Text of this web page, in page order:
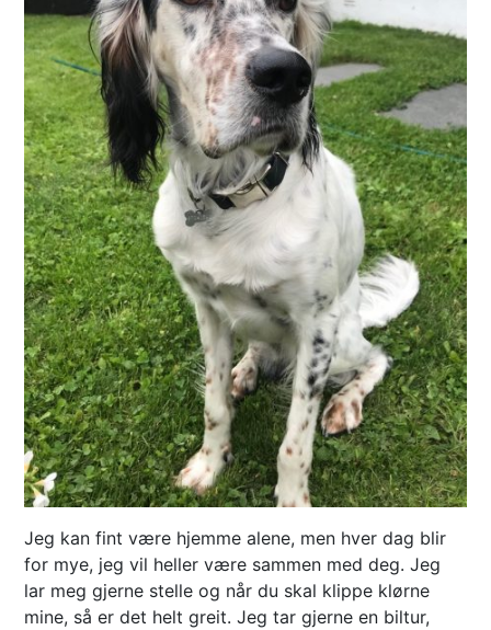
Jeg kan fint være hjemme alene, men hver dag blir
for mye, jeg vil heller være sammen med deg. Jeg
lar meg gjerne stelle og når du skal klippe klørne
mine, så er det helt greit. Jeg tar gjerne en biltur,